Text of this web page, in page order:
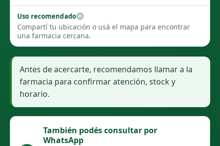
Uso recomendado
Compartí tu ubicación o usá el mapa para encontrar
una farmacia cercana.
Antes de acercarte, recomendamos llamar a la
farmacia para confirmar atención, stock y
horario.
También podés consultar por
WhatsApp